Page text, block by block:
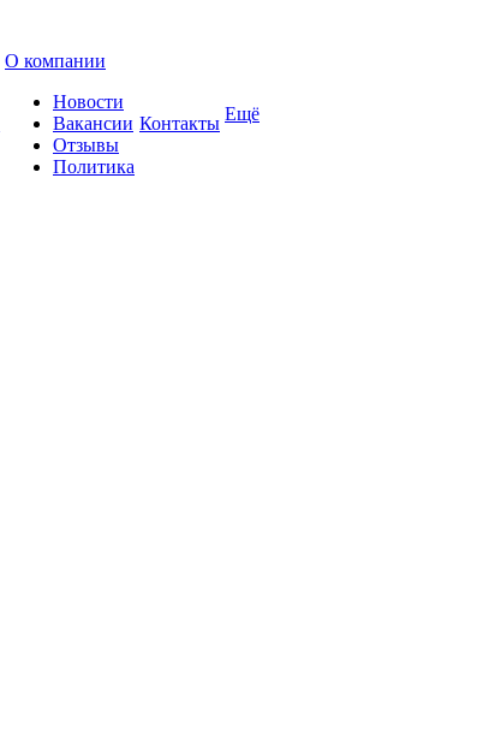
О компании
Новости
Вакансии
Отзывы
Политика
Контакты Ещё